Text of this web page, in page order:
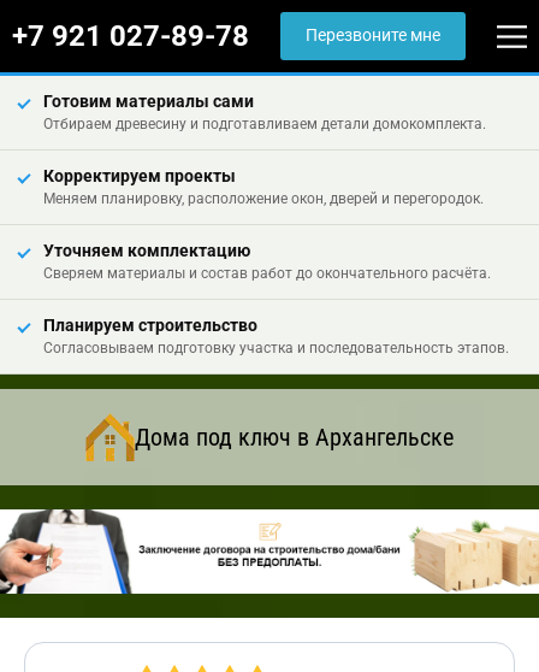
+7 921 027-89-78 Перезвоните мне
Готовим материалы сами
Отбираем древесину и подготавливаем детали домокомплекта.
Корректируем проекты
Меняем планировку, расположение окон, дверей и перегородок.
Уточняем комплектацию
Сверяем материалы и состав работ до окончательного расчёта.
Планируем строительство
Согласовываем подготовку участка и последовательность этапов.
Дома под ключ в Архангельске